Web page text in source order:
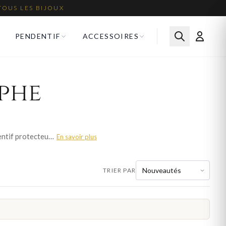
LES BIJOUX
PENDENTIF ACCESSOIRES
Saint Christophe, patron des voyageurs, est l'un des pendentifs religieux les plus portés. Ce pendentif protecteur accompagne ceux qui voyagent. En or et argent. Livraison offerte en France. En savoir plus
TRIER PAR